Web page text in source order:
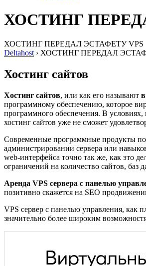
ХОСТИНГ
ХОСТИНГ ПЕРЕДАЛ ЭСТАФЕТУ VPS
Deltahost› ХОСТИНГ ПЕРЕДАЛ
Хостинг сайтов
Хостинг сайтов, или как его называют
программному обеспечению, которое
программного обеспечения. В
хостинг сайтов уже не сможет
Современные программные продукты
администрировании сервера или
web-интерфейса точно так же, как это
ограничений на количество сайтов,
Аренда VPS сервера с панелью
позитивно скажется на SEO
VPS сервер с панелью управления, как
значительно более широким